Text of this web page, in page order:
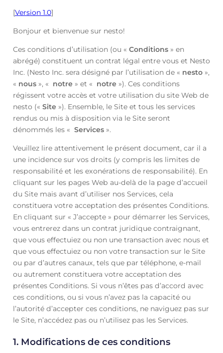
[Version 1.0]
Bonjour et bienvenue sur nesto!
Ces conditions d’utilisation (ou « Conditions» en
abrégé) constituent un contrat légal entre vous et Nesto
Inc. (Nesto Inc. sera désigné par l’utilisation de « nesto»,
« nous», « notre » et « notre »). Ces conditions
régissent votre accès et votre utilisation du site Web de
nesto (« Site »). Ensemble, le Site et tous les services
rendus ou mis à disposition via le Site seront
dénommés les « Services».
Veuillez lire attentivement le présent document, car il a
une incidence sur vos droits (y compris les limites de
responsabilité et les exonérations de responsabilité). En
cliquant sur les pages Web au-delà de la page d’accueil
du Site mais avant d’utiliser nos Services, cela
constituera votre acceptation des présentes Conditions.
En cliquant sur « J’accepte » pour démarrer les Services,
vous entrerez dans un contrat juridique contraignant,
que vous effectuiez ou non une transaction avec nous et
que vous effectuiez ou non votre transaction sur le Site
ou par d’autres canaux, tels que par téléphone, e-mail
ou autrement constituera votre acceptation des
présentes Conditions. Si vous n’êtes pas d’accord avec
ces conditions, ou si vous n’avez pas la capacité ou
l’autorité d’accepter ces conditions, ne naviguez pas sur
le Site, n’accédez pas ou n’utilisez pas les Services.
1. Modifications de ces conditions